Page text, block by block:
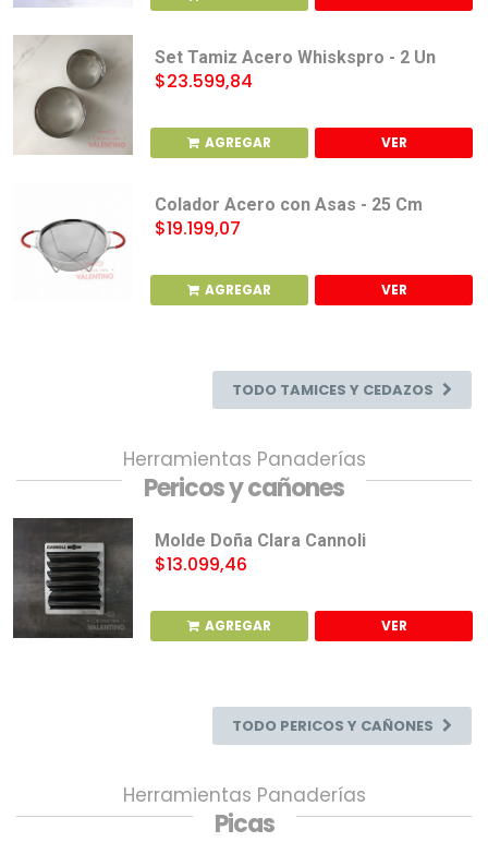
Set Tamiz Acero Whiskspro - 2 Un
$23.599,84
AGREGAR VER
Colador Acero con Asas - 25 Cm
$19.199,07
AGREGAR VER
TODO TAMICES Y CEDAZOS
Herramientas Panaderías
Pericos y cañones
Molde Doña Clara Cannoli
$13.099,46
AGREGAR VER
TODO PERICOS Y CAÑONES
Herramientas Panaderías
Picas